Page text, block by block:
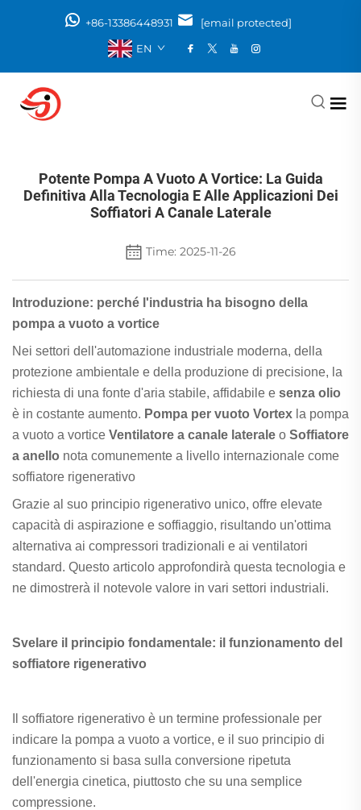
+86-13386448931
[email protected]
EN
Potente Pompa A Vuoto A Vortice: La Guida
Definitiva Alla Tecnologia E Alle Applicazioni Dei
Soffiatori A Canale Laterale
Time: 2025-11-26
Introduzione: perché l'industria ha bisogno della
pompa a vuoto a vortice
Nei settori dell'automazione industriale moderna, della
protezione ambientale e della produzione di precisione, la
richiesta di una fonte d'aria stabile, affidabile e senza olio
è in costante aumento. Pompa per vuoto Vortex la pompa
a vuoto a vortice Ventilatore a canale laterale o Soffiatore
a anello nota comunemente a livello internazionale come
soffiatore rigenerativo
Grazie al suo principio rigenerativo unico, offre elevate
capacità di aspirazione e soffiaggio, risultando un'ottima
alternativa ai compressori tradizionali e ai ventilatori
standard. Questo articolo approfondirà questa tecnologia e
ne dimostrerà il notevole valore in vari settori industriali.
Svelare il principio fondamentale: il funzionamento del
soffiatore rigenerativo
Il soffiatore rigenerativo è un termine professionale per
indicare la pompa a vuoto a vortice, e il suo principio di
funzionamento si basa sulla conversione ripetuta
dell'energia cinetica, piuttosto che su una semplice
compressione.